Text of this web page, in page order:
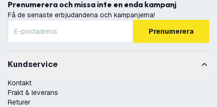
Prenumerera och missa inte en enda kampanj
Få de senaste erbjudandena och kampanjerna!
Prenumerera
Kundservice
Kontakt
Frakt & leverans
Returer